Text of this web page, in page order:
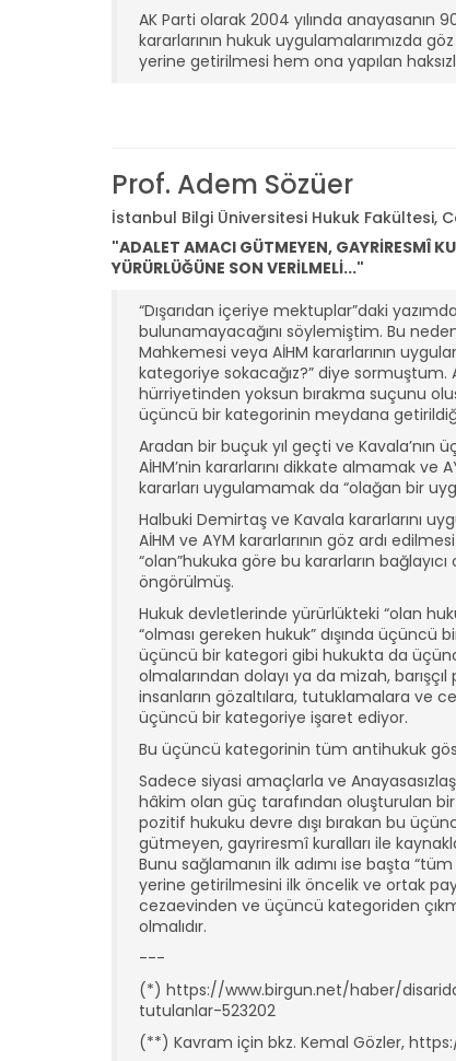
AK Parti olarak 2004 yılında anayasanın
kararlarının hukuk uygulamalarımızda
yerine getirilmesi hem ona yapılan
Prof. Adem Sözüer
İstanbul Bilgi Üniversitesi Hukuk Fakültesi,
"ADALET AMACI GÜTMEYEN, GAYRİRESMÎ
YÜRÜRLÜĞÜNE SON VERİLMELİ..."
“Dışarıdan içeriye mektuplar”daki
bulunamayacağını söylemiştim. Bu
Mahkemesi veya AİHM kararlarının
kategoriye sokacağız?” diye sormuştum.
hürriyetinden yoksun bırakma suçunu
üçüncü bir kategorinin meydana
Aradan bir buçuk yıl geçti ve Kavala’nın
AİHM’nin kararlarını dikkate almamak
kararları uygulamamak da “olağan bir
Halbuki Demirtaş ve Kavala kararlarını
AİHM ve AYM kararlarının göz ardı
“olan”hukuka göre bu kararların
öngörülmüş.
Hukuk devletlerinde yürürlükteki “olan
“olması gereken hukuk” dışında üçüncü
üçüncü bir kategori gibi hukukta da
olmalarından dolayı ya da mizah,
insanların gözaltılara, tutuklamalara ve
üçüncü bir kategoriye işaret ediyor.
Bu üçüncü kategorinin tüm antihukuk
Sadece siyasi amaçlarla ve
hâkim olan güç tarafından oluşturulan
pozitif hukuku devre dışı bırakan bu
gütmeyen, gayriresmî kuralları ile
Bunu sağlamanın ilk adımı ise başta
yerine getirilmesini ilk öncelik ve ortak
cezaevinden ve üçüncü kategoriden
olmalıdır.
---
(*) https://www.birgun.net/haber/
tutulanlar-523202
(**) Kavram için bkz. Kemal Gözler,